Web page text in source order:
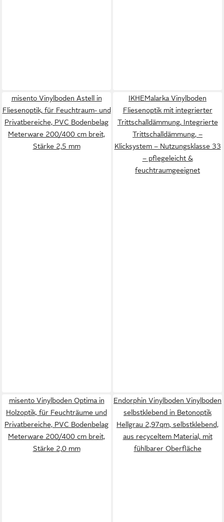
misento Vinylboden Astell in
Fliesenoptik, für Feuchtraum- und
Privatbereiche, PVC Bodenbelag
Meterware 200/400 cm breit,
Stärke 2,5 mm
IKHEMalarka Vinylboden
Fliesenoptik mit integrierter
Trittschalldämmung, Integrierte
Trittschalldämmung, –
Klicksystem – Nutzungsklasse 33
– pflegeleicht &
feuchtraumgeeignet
misento Vinylboden Optima in
Holzoptik, für Feuchträume und
Privatbereiche, PVC Bodenbelag
Meterware 200/400 cm breit,
Stärke 2,0 mm
Endorphin Vinylboden Vinylboden
selbstklebend in Betonoptik
Hellgrau 2,97qm, selbstklebend,
aus recyceltem Material, mit
fühlbarer Oberfläche